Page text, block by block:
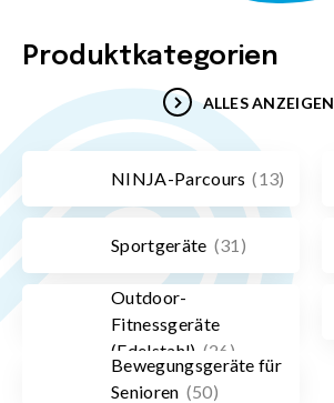
Produktkategorien
ALLES ANZEIGEN
NINJA-Parcours (13)
Sportgeräte (31 )
Outdoor-
Fitnessgeräte
(Edelstahl) (26 )
Bewegungsgeräte für
Senioren (50)